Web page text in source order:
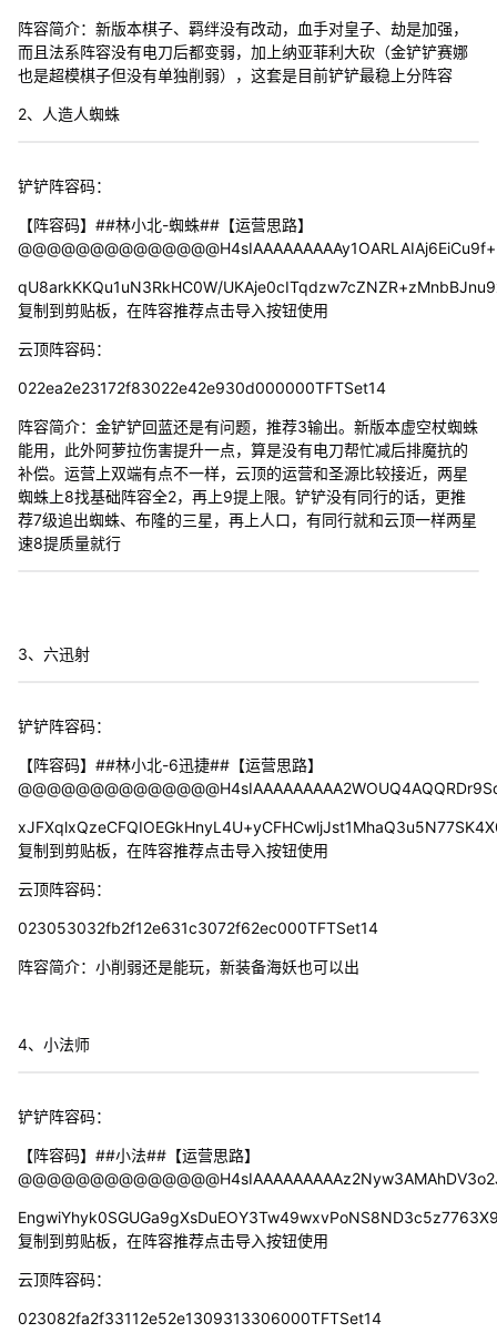
阵容简介：新版本棋子、羁绊没有改动，血手对皇子、劫是加强，
而且法系阵容没有电刀后都变弱，加上纳亚菲利大砍（金铲铲赛娜
也是超模棋子但没有单独削弱），这套是目前铲铲最稳上分阵容
2、人造人蜘蛛
铲铲阵容码：
【阵容码】##林小北-蜘蛛##【运营思路】
qU8arkKKQu1uN3RkHC0W/
复制到剪贴板，在阵容推荐点击导入按钮使用
云顶阵容码：
022ea2e23172f83022e42e930d000000TFTSet14
阵容简介：金铲铲回蓝还是有问题，推荐3输出。新版本虚空杖蜘蛛
能用，此外阿萝拉伤害提升一点，算是没有电刀帮忙减后排魔抗的
补偿。运营上双端有点不一样，云顶的运营和圣源比较接近，两星
蜘蛛上8找基础阵容全2，再上9提上限。铲铲没有同行的话，更推
荐7级追出蜘蛛、布隆的三星，再上人口，有同行就和云顶一样两星
速8提质量就行
3、六迅射
铲铲阵容码：
【阵容码】##林小北-6迅捷##【运营思路】
复制到剪贴板，在阵容推荐点击导入按钮使用
云顶阵容码：
023053032fb2f12e631c3072f62ec000TFTSet14
阵容简介：小削弱还是能玩，新装备海妖也可以出
4、小法师
铲铲阵容码：
【阵容码】##小法##【运营思路】
复制到剪贴板，在阵容推荐点击导入按钮使用
云顶阵容码：
023082fa2f33112e52e1309313306000TFTSet14